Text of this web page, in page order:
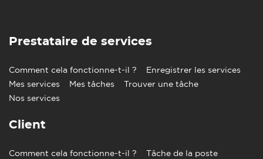
Prestataire de services
Comment cela fonctionne-t-il ?
Enregistrer les services
Mes services
Mes tâches
Trouver une tâche
Nos services
Client
Comment cela fonctionne-t-il ?
Tâche de la poste